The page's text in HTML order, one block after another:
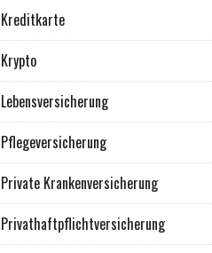
Kreditkarte
Krypto
Lebensversicherung
Pflegeversicherung
Private Krankenversicherung
Privathaftpflichtversicherung